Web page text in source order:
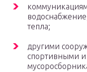
тепла;
другими
спортивными